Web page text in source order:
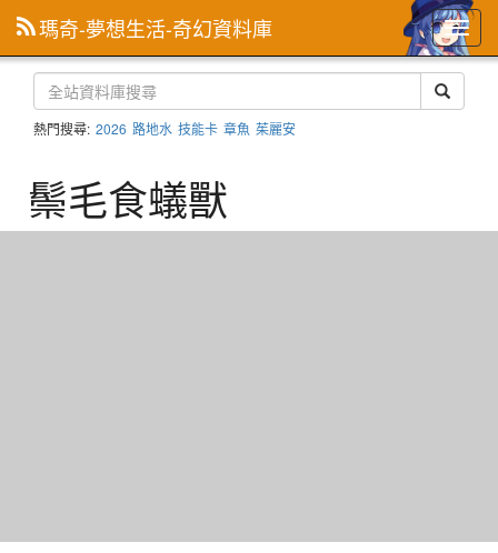
主
選
單
瑪奇-夢想生活-奇幻資料庫
熱門搜尋: 2026 路地水 技能卡 章魚 茱麗安
鬃毛食蟻獸